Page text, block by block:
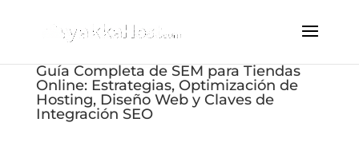
Guía Completa de SEM para Tiendas
Online: Estrategias, Optimización de
Hosting, Diseño Web y Claves de
Integración SEO